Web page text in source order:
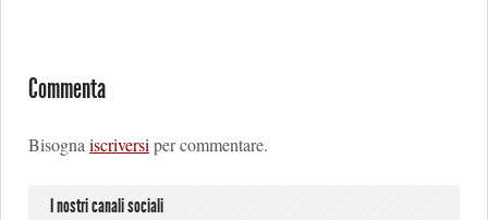
Commenta
Bisognaiscriversiper commentare.
I nostri canali sociali